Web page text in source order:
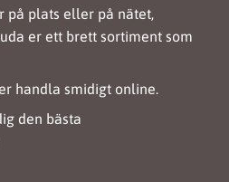
på plats eller på nätet,
er ett brett sortiment som
handla smidigt online.
den bästa